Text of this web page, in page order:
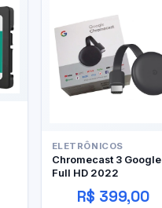
ELETRÔNICOS
Chromecast 3 Google
Full HD 2022
R$ 399,00